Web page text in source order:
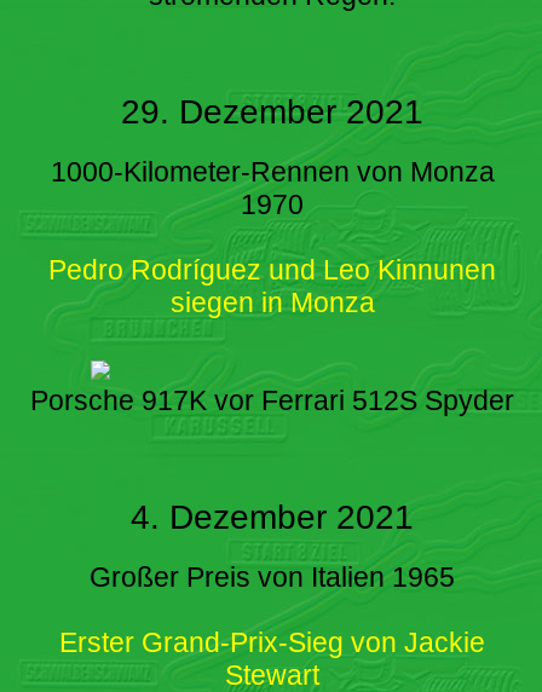
29. Dezember 2021
1000-Kilometer-Rennen von Monza
1970
Pedro Rodríguez und Leo Kinnunen
siegen in Monza
Porsche 917K vor Ferrari 512S Spyder
4. Dezember 2021
Großer Preis von Italien 1965
Erster Grand-Prix-Sieg von Jackie
Stewart